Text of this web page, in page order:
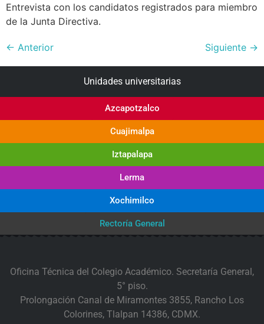
Entrevista con los candidatos registrados para miembro
de la Junta Directiva.
← Anterior Siguiente →
Unidades universitarias
Azcapotzalco
Cuajimalpa
Iztapalapa
Lerma
Xochimilco
Rectoría General
Oficina Técnica del Colegio Académico. Secretaría General,
5° piso.
Prolongación Canal de Miramontes 3855, Rancho Los
Colorines, Tlalpan 14386, CDMX.